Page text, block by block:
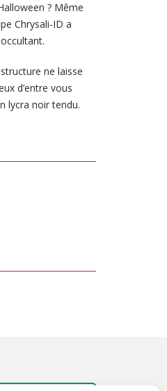
? Même
Chrysali-ID a
ne laisse
d’entre vous
lycra noir tendu.